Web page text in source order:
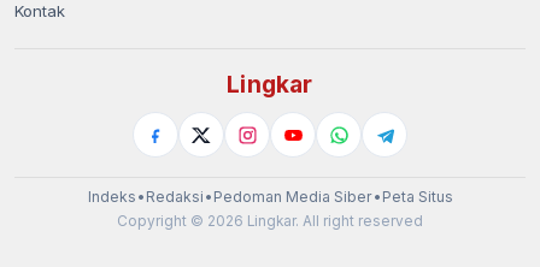
Kontak
Lingkar
Indeks • Redaksi • Pedoman Media Siber• Peta Situs
Copyright © 2026 Lingkar. All right reserved